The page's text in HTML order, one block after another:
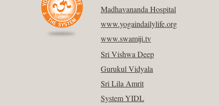
Madhavananda Hospital
www.yogaindailylife.org
www.swamiji.tv
Sri Vishwa Deep
Gurukul Vidyala
Sri Lila Amrit
System YIDL